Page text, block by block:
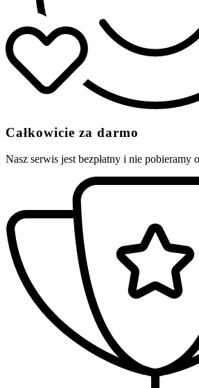
Całkowicie za darmo
Nasz serwis jest bezpłatny i nie pobieramy